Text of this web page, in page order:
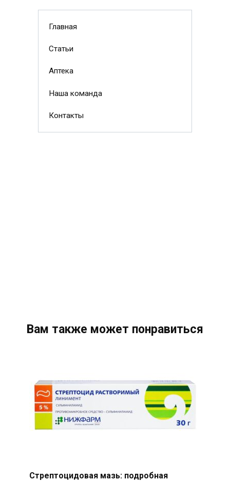
Главная
Статьи
Аптека
Наша команда
Контакты
Вам также может понравиться
Стрептоцидовая мазь: подробная